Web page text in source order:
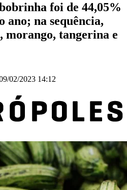
foi de 44,05%
ano; na sequência,
morango, tangerina e
02/2023 14:12